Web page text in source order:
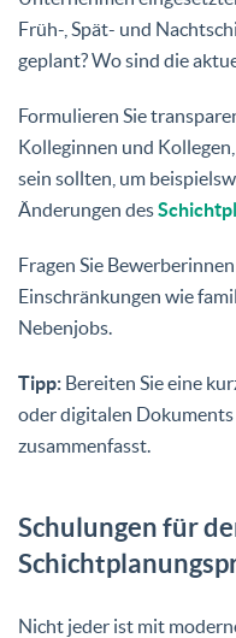
Früh-, Spät- und
geplant? Wo sind die
Formulieren Sie
Kolleginnen und
sein sollten, um
Änderungen des
Fragen Sie
Einschränkungen wie
Nebenjobs.
Tipp: Bereiten Sie eine
oder digitalen
zusammenfasst.
Schulungen für
Nicht jeder ist mit